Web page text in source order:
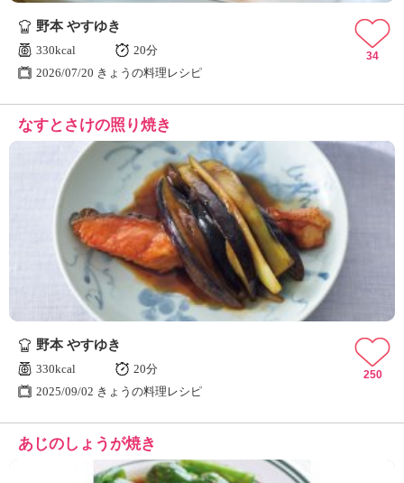
ん
の
ょ
う
の
料
理
」
野本 やすゆき
330kcal
20分
2026/07/20 きょうの料理レシピ
34
なすとさけの照り焼き
野本 やすゆき
330kcal
20分
2025/09/02 きょうの料理レシピ
250
あじのしょうが焼き